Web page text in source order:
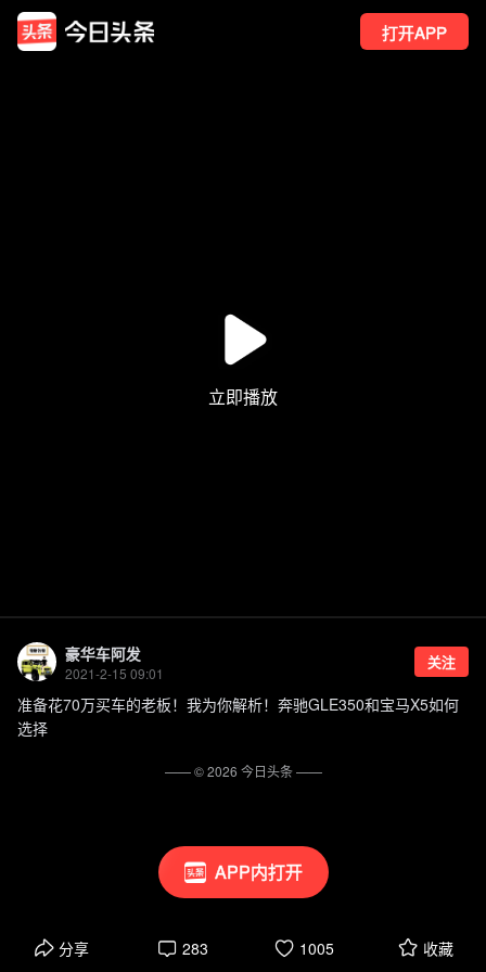
打开APP
APP内打开
豪华车阿发
2021-2-15 09:01
关注
准备花70万买车的老板！我为你解析！奔驰GLE350和宝马X5如何
选择
分享 283 1005 收藏
—— ©2026 今日头条——